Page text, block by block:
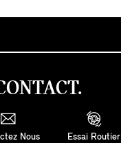
Nous Essai Routier